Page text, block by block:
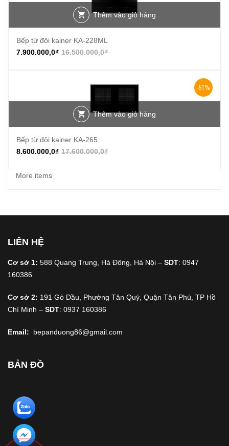
Thêm vào giỏ hàng
Bếp từ đôi kainer KA-228ML
16.500.000,0₫
7.900.000,0₫
-51%
Thêm vào giỏ hàng
Bếp từ đôi kainer KA-265
17.600.000,0₫
8.600.000,0₫
More items
LIÊN HỆ
Cơ sở 1: 588 Quang Trung, Hà Đông, Hà Nội – SDT: 0947
160386
Cơ sở 2: 191 Gò Dầu, Phường Tân Quý, Quận Tân Phú, TP Hồ
Chí Minh – SDT: 0937 160386
Email: bepanduong86@gmail.com
BẢN ĐỒ